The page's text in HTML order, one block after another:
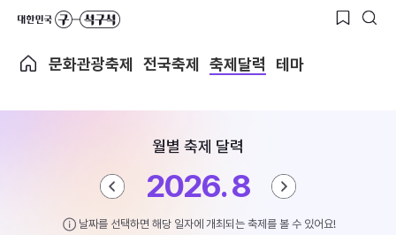
문화관광축제 전국축제 축제달력 테마
월별 축제 달력
2026. 8
날짜를 선택하면 해당 일자에 개최되는 축제를 볼 수 있어요!